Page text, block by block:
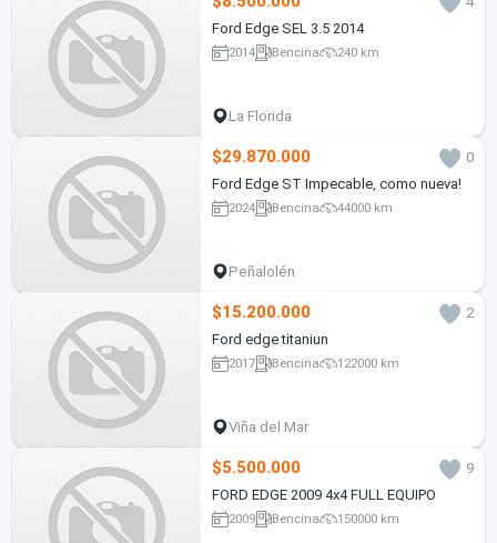
Ford Edge SEL 3.5 2014
2014 Bencina 240 km
La Florida
$29.870.000
0
Ford Edge ST Impecable, como nueva!
2024 Bencina 44000 km
Peñalolén
$15.200.000
2
Ford edge titaniun
2017 Bencina 122000 km
Viña del Mar
$5.500.000
9
FORD EDGE 2009 4x4 FULL EQUIPO
2009 Bencina 150000 km